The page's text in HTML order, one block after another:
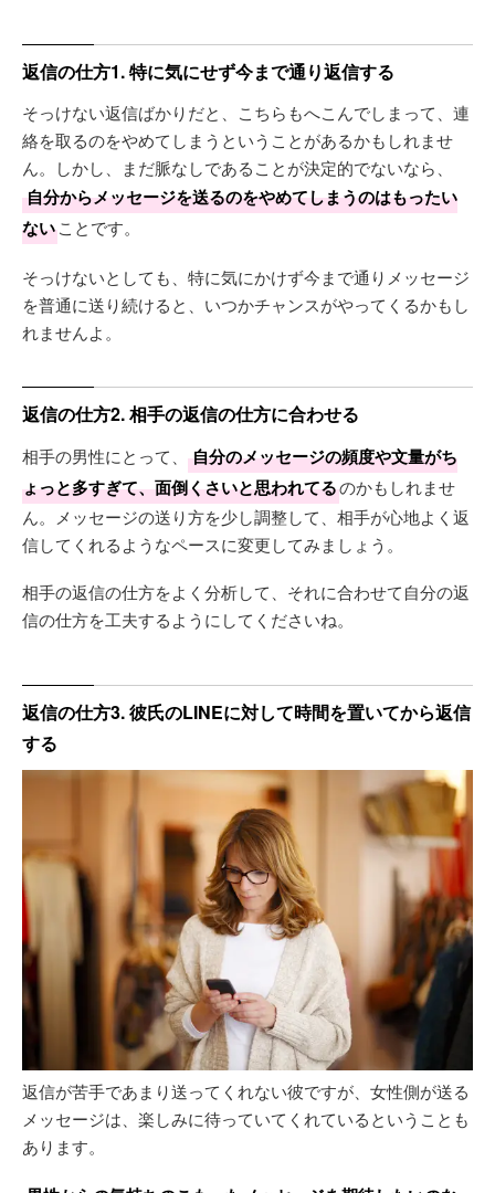
返信の仕方1. 特に気にせず今まで通り返信する
そっけない返信ばかりだと、こちらもへこんでしまって、連
絡を取るのをやめてしまうということがあるかもしれませ
ん。しかし、まだ脈なしであることが決定的でないなら、
自分からメッセージを送るのをやめてしまうのはもったい
ないことです。
そっけないとしても、特に気にかけず今まで通りメッセージ
を普通に送り続けると、いつかチャンスがやってくるかもし
れませんよ。
返信の仕方2. 相手の返信の仕方に合わせる
相手の男性にとって、
自分のメッセージの頻度や文量がち
ょっと多すぎて、面倒くさいと思われてるのかもしれませ
ん。メッセージの送り方を少し調整して、相手が心地よく返
信してくれるようなペースに変更してみましょう。
相手の返信の仕方をよく分析して、それに合わせて自分の返
信の仕方を工夫するようにしてくださいね。
返信の仕方3. 彼氏のLINEに対して時間を置いてから返信
する
返信が苦手であまり送ってくれない彼ですが、女性側が送る
メッセージは、楽しみに待っていてくれているということも
あります。